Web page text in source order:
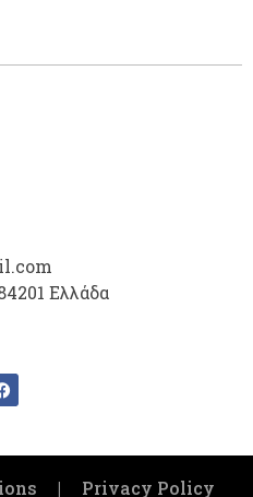
Ελλάδα
| Privacy Policy